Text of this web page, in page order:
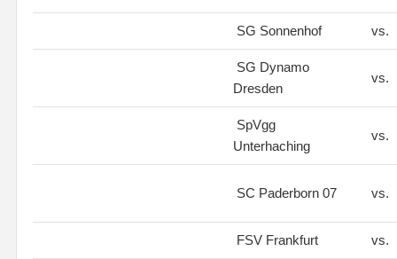
SG Sonnenhof vs.
SG Dynamo
Dresden
vs.
SpVgg
Unterhaching
vs.
SC Paderborn 07 vs.
FSV Frankfurt vs.